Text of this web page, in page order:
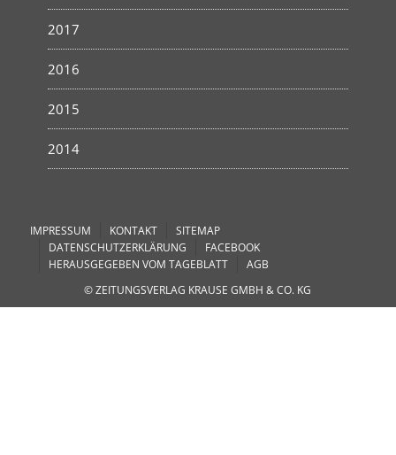
2017
2016
2015
2014
IMPRESSUM KONTAKT
SITEMAP
DATENSCHUTZERKLÄRUNG
FACEBOOK
HERAUSGEGEBEN VOM TAGEBLATT
AGB
© ZEITUNGSVERLAG KRAUSE GMBH & CO. KG